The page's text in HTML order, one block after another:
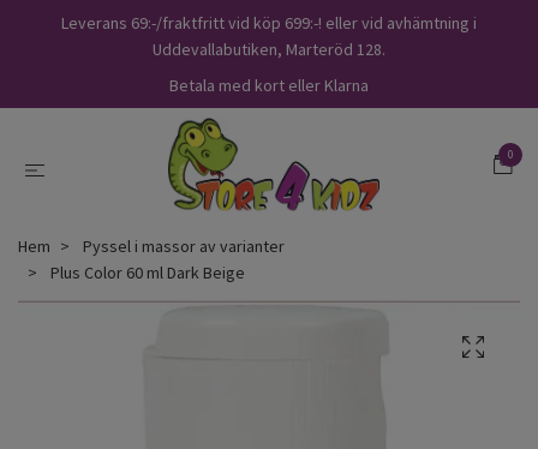
Leverans 69:-/fraktfritt vid köp 699:-! eller vid avhämtning i
Uddevallabutiken, Marteröd 128.
Betala med kort eller Klarna
0
Hem
Pyssel i massor av varianter
Plus Color 60 ml Dark Beige